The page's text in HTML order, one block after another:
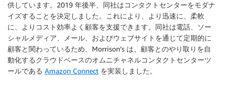
供しています。2019 年後半、同社はコンタクトセンターをモダナ
イズすることを決定しました。これにより、より迅速に、柔軟
に、よりコスト効率よく顧客を支援できます。同社は電話、ソー
シャルメディア、メール、およびウェブサイトを通じて定期的に
顧客と関わっているため、Morrison’s は、顧客とのやり取りを自
動化するクラウドベースのオムニチャネルコンタクトセンターツ
ールである Amazon Connect を実装しました。